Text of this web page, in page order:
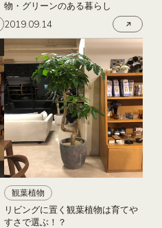
物・グリーンのある暮らし
2019.09.14
観葉植物
リビングに置く観葉植物は育てや
すさで選ぶ！？